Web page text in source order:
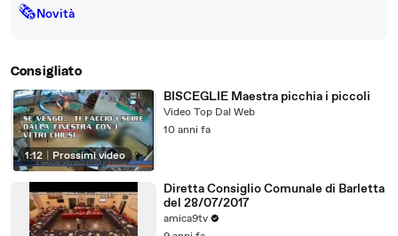
🗞Novità
Consigliato
1:12 Prossimi video
BISCEGLIE Maestra picchia i piccoli
Video Top Dal Web
10 anni fa
Diretta Consiglio Comunale di Barletta
del 28/07/2017
amica9tv